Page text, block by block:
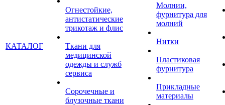
КАТАЛОГ
Огнестойкие,
антистатические
трикотаж и флис
Ткани для
медицинской
одежды и служб
сервиса
Сорочечные и
блузочные ткани
Молнии,
фурнитура для
молний
Нитки
Пластиковая
фурнитура
Прикладные
материалы